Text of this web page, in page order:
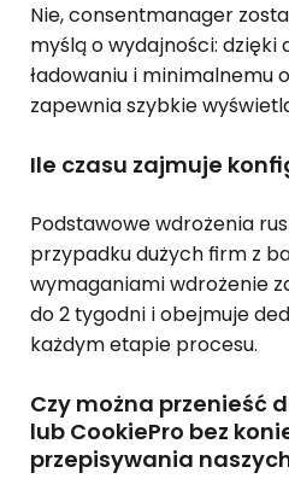
Nie, consentmanager
myślą o wydajności:
ładowaniu i minimalnemu
zapewnia szybkie
Ile czasu zajmuje
Podstawowe wdrożenia
przypadku dużych firm z
wymaganiami wdrożenie
do 2 tygodni i obejmuje
każdym etapie procesu.
Czy można przenieść
lub CookiePro bez
przepisywania